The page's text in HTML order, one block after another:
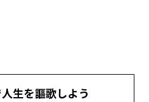
生を謳歌しよう